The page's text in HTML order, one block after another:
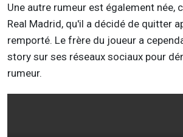
Une autre rumeur est également née,
Real Madrid, qu'il a décidé de quitter
remporté. Le frère du joueur a
story sur ses réseaux sociaux pour
rumeur.